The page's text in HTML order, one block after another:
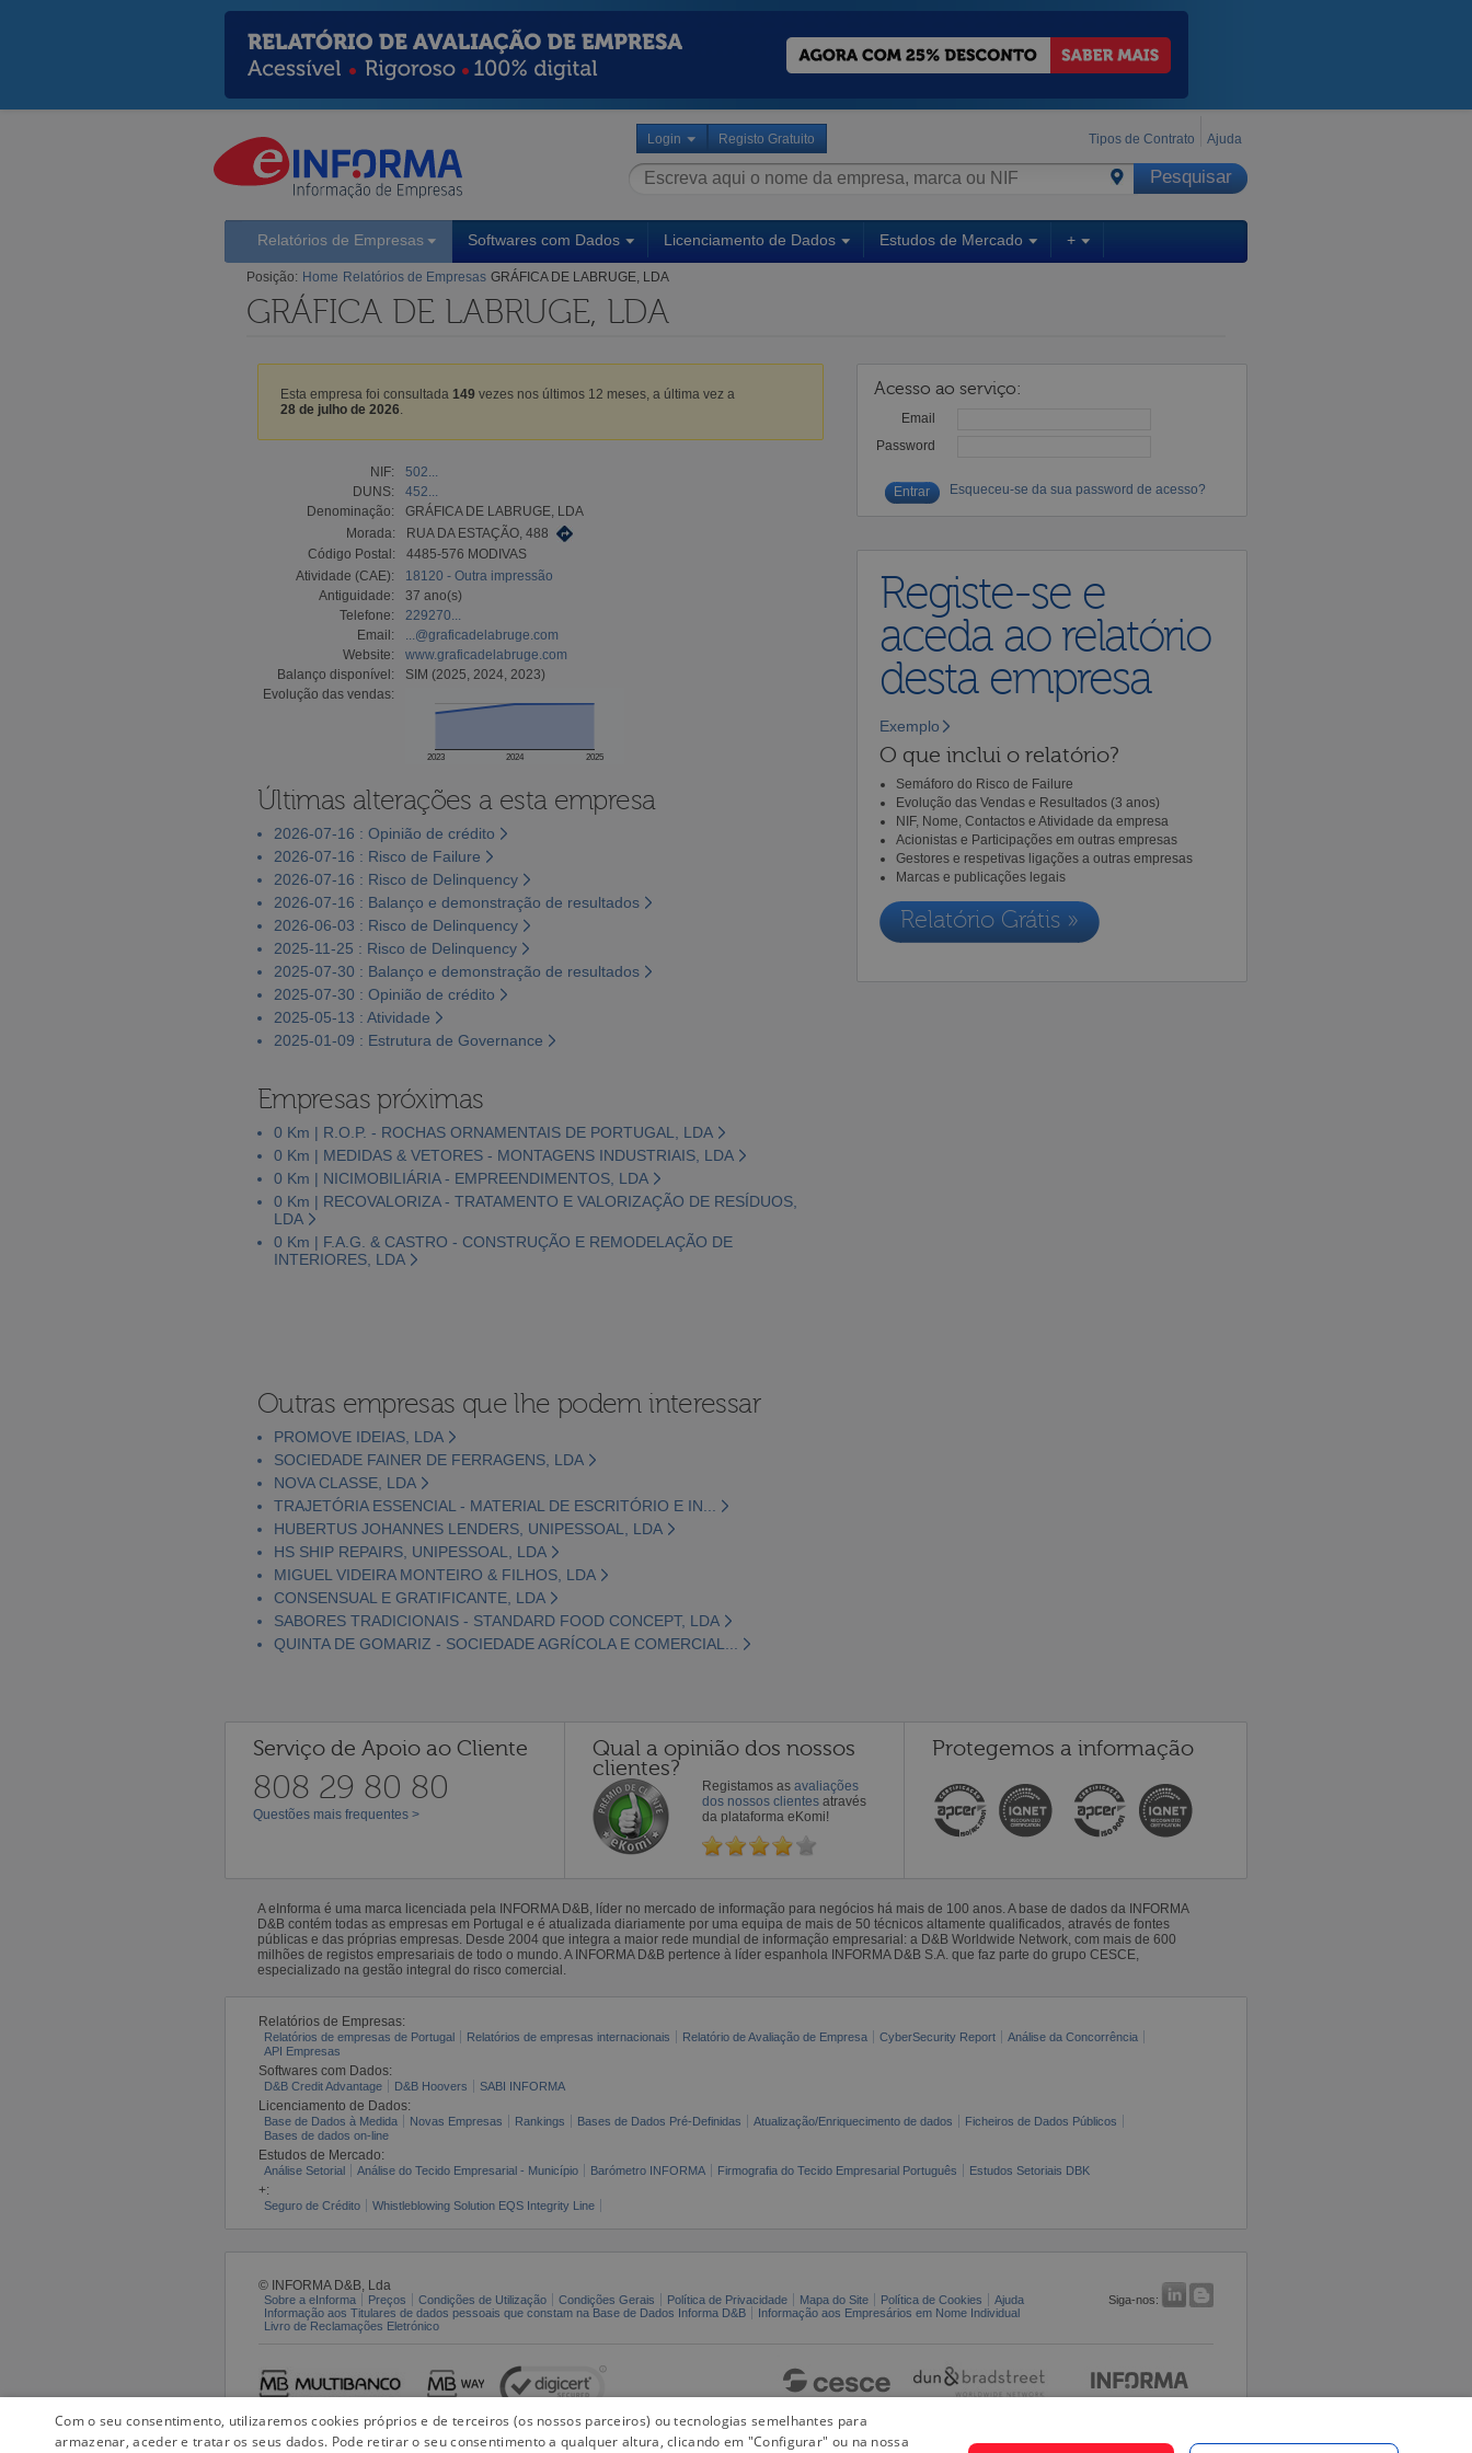
Login Registo Gratuito Tipos de Contrato Ajuda
Relatórios de Empresas Softwares com Dados Licenciamento de Dados Estudos de Mercado +
Posição: Home Relatórios de Empresas GRÁFICA DE LABRUGE, LDA
GRÁFICA DE LABRUGE, LDA
Esta empresa foi consultada 149 vezes nos últimos 12 meses, a última vez a
28 de julho de 2026
NIF:
502...
DUNS:
452...
Denominação:
GRÁFICA DE LABRUGE, LDA
Morada:
RUA DA ESTAÇÃO, 488
Código Postal:
4485-576 MODIVAS
Atividade (CAE):
18120 - Outra impressão
Antiguidade:
37 ano(s)
Telefone:
229270...
Email:
...@graficadelabruge.com
Website:
www.graficadelabruge.com
Balanço disponível:
SIM (2025, 2024, 2023)
Evolução das vendas:
2023 2024 2025
Últimas alterações a esta empresa
2026-07-16 : Opinião de crédito
2026-07-16 : Risco de Failure
2026-07-16 : Risco de Delinquency
2026-07-16 : Balanço e demonstração de resultados
2026-06-03 : Risco de Delinquency
2025-11-25 : Risco de Delinquency
2025-07-30 : Balanço e demonstração de resultados
2025-07-30 : Opinião de crédito
2025-05-13 : Atividade
2025-01-09 : Estrutura de Governance
Empresas próximas
0 Km | R.O.P. - ROCHAS ORNAMENTAIS DE PORTUGAL, LDA
0 Km | MEDIDAS & VETORES - MONTAGENS INDUSTRIAIS, LDA
0 Km | NICIMOBILIÁRIA - EMPREENDIMENTOS, LDA
0 Km | RECOVALORIZA - TRATAMENTO E VALORIZAÇÃO DE RESÍDUOS,
LDA
0 Km | F.A.G. & CASTRO - CONSTRUÇÃO E REMODELAÇÃO DE
INTERIORES, LDA
Acesso ao serviço:
Email
Password
Esqueceu-se da sua password de acesso?
Registe-se e
aceda ao relatório
desta empresa
Exemplo
O que inclui o relatório?
Semáforo do Risco de Failure
Evolução das Vendas e Resultados (3 anos)
NIF, Nome, Contactos e Atividade da empresa
Acionistas e Participações em outras empresas
Gestores e respetivas ligações a outras empresas
Marcas e publicações legais
Relatório Grátis »
Outras empresas que lhe podem interessar
PROMOVE IDEIAS, LDA
SOCIEDADE FAINER DE FERRAGENS, LDA
NOVA CLASSE, LDA
TRAJETÓRIA ESSENCIAL - MATERIAL DE ESCRITÓRIO E IN...
HUBERTUS JOHANNES LENDERS, UNIPESSOAL, LDA
HS SHIP REPAIRS, UNIPESSOAL, LDA
MIGUEL VIDEIRA MONTEIRO & FILHOS, LDA
CONSENSUAL E GRATIFICANTE, LDA
SABORES TRADICIONAIS - STANDARD FOOD CONCEPT, LDA
QUINTA DE GOMARIZ - SOCIEDADE AGRÍCOLA E COMERCIAL...
Serviço de Apoio ao Cliente
808 29 80 80
Questões mais frequentes >
Qual a opinião dos nossos
clientes?
Registamos as avaliações
dos nossos clientes através
da plataforma eKomi!
Protegemos a informação
A eInforma é uma marca licenciada pela INFORMA D&B, líder no mercado de informação para negócios há mais de 100 anos. A base de dados da INFORMA
D&B contém todas as empresas em Portugal e é atualizada diariamente por uma equipa de mais de 50 técnicos altamente qualificados, através de fontes
públicas e das próprias empresas. Desde 2004 que integra a maior rede mundial de informação empresarial: a D&B Worldwide Network, com mais de 600
milhões de registos empresariais de todo o mundo. A INFORMA D&B pertence à líder espanhola INFORMA D&B S.A. que faz parte do grupo CESCE,
especializado na gestão integral do risco comercial.
Relatórios de Empresas:
Relatórios de empresas de Portugal Relatórios de empresas internacionais Relatório de Avaliação de Empresa CyberSecurity Report
Análise da Concorrência
API Empresas
Softwares com Dados:
D&B Credit Advantage D&B Hoovers SABI INFORMA
Licenciamento de Dados:
Base de Dados à Medida Novas Empresas Rankings Bases de Dados Pré-Definidas Atualização/Enriquecimento de dados
Ficheiros de Dados Públicos
Bases de dados on-line
Estudos de Mercado:
Análise Setorial Análise do Tecido Empresarial - Município Barómetro INFORMA Firmografia do Tecido Empresarial Português Estudos Setoriais DBK
+:
Seguro de Crédito Whistleblowing Solution EQS Integrity Line
© INFORMA D&B, Lda
Sobre a eInforma Preços Condições de Utilização Condições Gerais Política de Privacidade Mapa do Site Política de Cookies Ajuda
Siga-nos:
Informação aos Titulares de dados pessoais que constam na Base de Dados Informa D&B
Informação aos Empresários em Nome Individual
Livro de Reclamações Eletrónico
Com o seu consentimento, utilizaremos cookies próprios e de terceiros (os nossos parceiros) ou tecnologias semelhantes para
armazenar, aceder e tratar os seus dados. Pode retirar o seu consentimento a qualquer altura, clicando em "Configurar" ou na nossa